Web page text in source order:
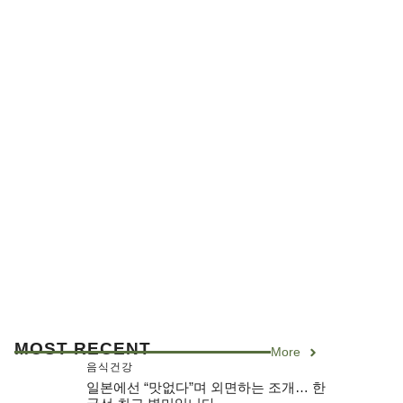
MOST RECENT More
음식건강
일본에선 “맛없다”며 외면하는 조개… 한